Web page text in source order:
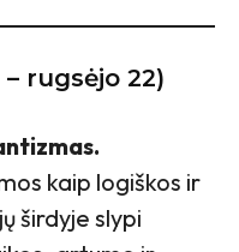
rugsėjo 22)
kaip logiškos ir
širdyje slypi